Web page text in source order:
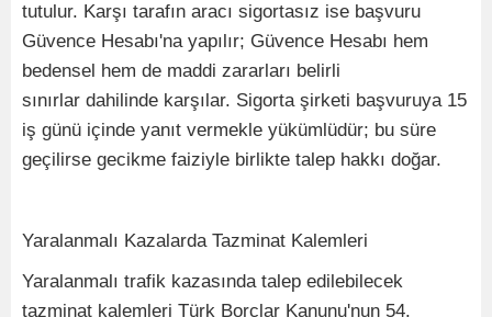
tutulur. Karşı tarafın aracı sigortasız ise başvuru
Güvence Hesabı'na yapılır; Güvence Hesabı hem
bedensel hem de maddi zararları belirli
sınırlar dahilinde karşılar. Sigorta şirketi başvuruya 15
iş günü içinde yanıt vermekle yükümlüdür; bu süre
geçilirse gecikme faiziyle birlikte talep hakkı doğar.
Yaralanmalı Kazalarda Tazminat Kalemleri
Yaralanmalı trafik kazasında talep edilebilecek
tazminat kalemleri Türk Borçlar Kanunu'nun 54.